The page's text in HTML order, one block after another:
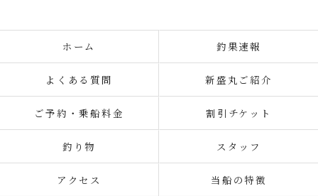
ホーム 釣果速報
よくある質問 新盛丸ご紹介
ご予約・乗船料金 割引チケット
釣り物 スタッフ
アクセス 当船の特徴